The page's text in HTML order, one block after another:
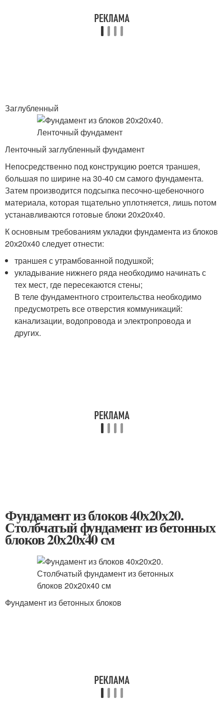
Заглубленный
Ленточный заглубленный фундамент
Непосредственно под конструкцию роется траншея,
большая по ширине на 30-40 см самого фундамента.
Затем производится подсыпка песочно-щебеночного
материала, которая тщательно уплотняется, лишь потом
устанавливаются готовые блоки 20х20х40.
К основным требованиям укладки фундамента из блоков
20х20х40 следует отнести:
траншея с утрамбованной подушкой;
укладывание нижнего ряда необходимо начинать с
тех мест, где пересекаются стены;
В теле фундаментного строительства необходимо
предусмотреть все отверстия коммуникаций:
канализации, водопровода и электропровода и
других.
Фундамент из блоков 40х20х20.
Столбчатый фундамент из бетонных
блоков 20х20х40 см
Фундамент из бетонных блоков